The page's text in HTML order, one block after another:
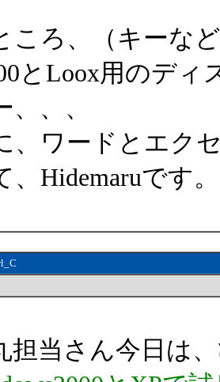
ころ、（キーな
とLoox用のデ
、、、
、ワードとエク
、Hidemaruです。
当さん今日は